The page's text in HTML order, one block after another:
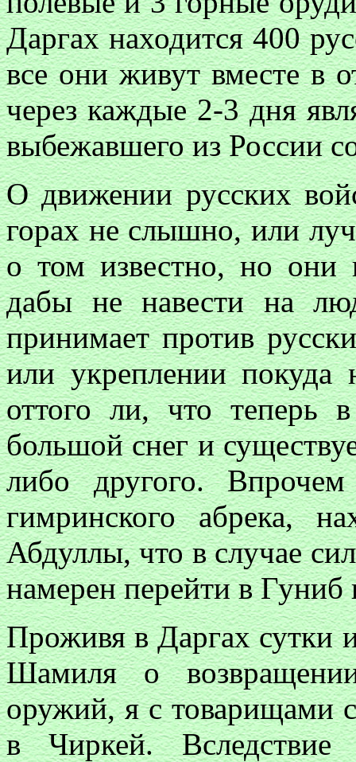
Даргах находится 400
все они живут вместе в
через каждые 2-3 дня
выбежавшего из России
О движении русских
горах не слышно, или
о том известно, но они
дабы не навести на
принимает против
или укреплении
оттого ли, что теперь
большой снег и
либо другого.
гимринского абрека,
Абдуллы, что в случае
намерен перейти в Гуниб
Проживя в Даргах сутки
Шамиля о
оружий, я с товарищами
в
Чиркей.